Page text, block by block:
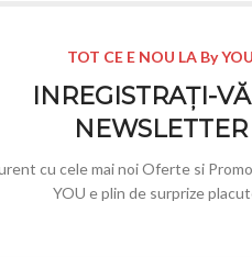
TOT CE E NOU LA By YOU
INREGISTRAȚI-
NEWSLETTER
cu cele mai noi Oferte si
YOU e plin de surprize